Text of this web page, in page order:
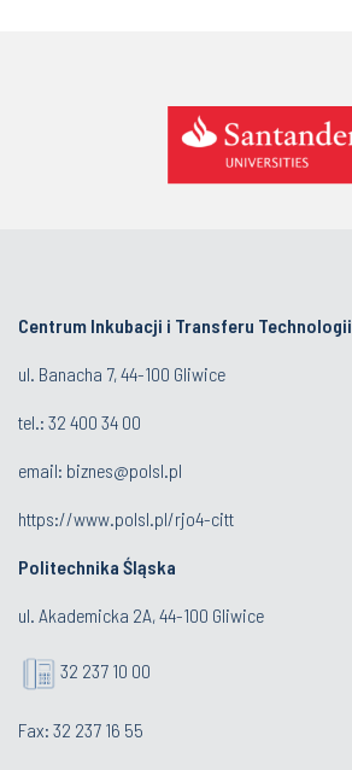
Centrum Inkubacji i Transferu Technologii
ul. Banacha 7, 44-100 Gliwice
tel.: 32 400 34 00
email: biznes@polsl.pl
https://www.polsl.pl/rjo4-citt
Politechnika Śląska
ul. Akademicka 2A, 44-100 Gliwice
32 237 10 00
Fax: 32 237 16 55